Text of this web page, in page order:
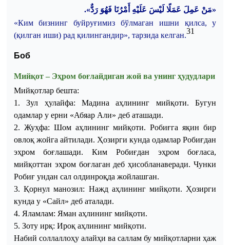
«مَنْ عَمِلَ عَمَلًا لَيْسَ عَلَيْهِ أَمْرُنَا فَهُوَ رَدٌّ».
«Ким бизнинг буйруғимиз бўлмаган ишни қилса, у
(қилган иши) рад қилингандир», тарзида келган.31
Боб
Мийқот– Эҳром боғлайдиган жой ва унинг ҳудудлари
Мийқотлар бешта:
1.Зул ҳулайфа:Мадина аҳлининг мийқоти.Бугун
одамлар у ерни «Абяар Али» деб аташади.
2. Жуҳфа: Шом аҳлининг мийқоти. Робиғга яқин бир
овлоқ жойга айтилади. Ҳозирги кунда одамлар Робиғдан
эҳром боғлашади. Ким Робиғдан эҳром боғласа,
мийқоттан эҳром боғлаган деб ҳисобланаверади. Чунки
Робиғ ундан сал олдинроқда жойлашган.
3. Қорнул манозил: Нажд аҳлининг мийқоти. Ҳозирги
кунда у «Сайл» деб аталади.
4. Яламлам: Яман аҳлининг мийқоти.
5. Зоту ирқ: Ироқ аҳлининг мийқоти.
Набий соллаллоҳу алайҳи ва салламбу мийқотларни ҳаж